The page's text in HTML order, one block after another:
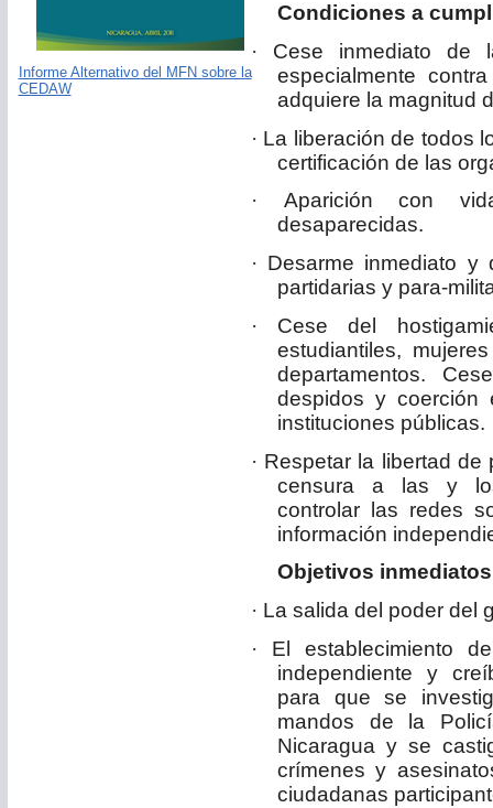
Condiciones a
·
Cese inmediato de
especialmente
adquiere la magnitud
· La liberación de todos
certificación de las
·
Aparición con
desaparecidas.
· Desarme inmediato y
partidarias y para-
·
Cese del
estudiantiles,
departamentos.
despidos y coerción
instituciones públicas.
· Respetar la libertad de
censura a las y
controlar las redes
información
Objetivos
· La salida del poder del
·
El establecimiento
independiente y
para que se
mandos de la
Nicaragua y se
crímenes y
ciudadanas
Informe Alternativo del MFN sobre la
CEDAW